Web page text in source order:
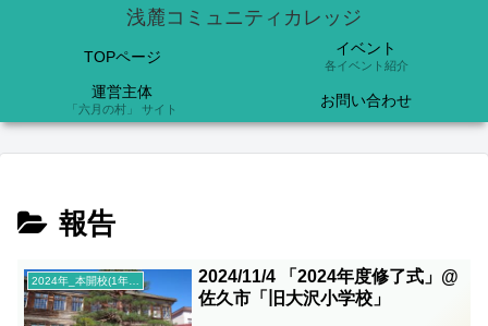
浅麓コミュニティカレッジ
TOPページ イベント
各イベント紹介
運営主体
「六月の村」 サイト お問い合わせ
報告
2024年_本開校(1年目)
2024/11/4 「2024年度修了式」@
佐久市「旧大沢小学校」